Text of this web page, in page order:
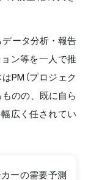
ータ分析・報告
ン等を一人で推
PM（プロジェク
ものの、既に自ら
広く任されてい
ーの需要予測